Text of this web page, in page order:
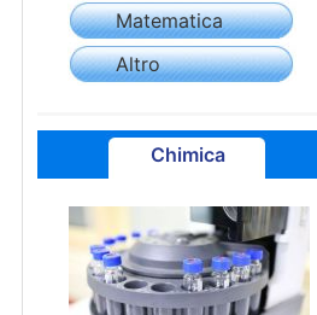
Matematica
Altro
Chimica